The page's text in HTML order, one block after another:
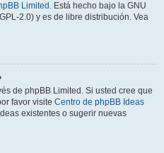
Limited . Está hecho bajo la GNU
2.0) y es de libre distribución. Vea
de phpBB Limited. Si usted cree que
favor visite Centro de phpBB Ideas
existentes o sugerir nuevas